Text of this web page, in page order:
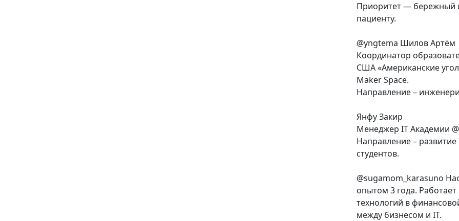
Приоритет — бережный
пациенту.
@yngtema Шилов Артём
Координатор
США «Американские
Maker Space.
Направление –
Янфу Закир
Менеджер IT Академии
Направление –
студентов.
@sugamom_karasuno
опытом 3 года.
технологий в
между бизнесом и IT.